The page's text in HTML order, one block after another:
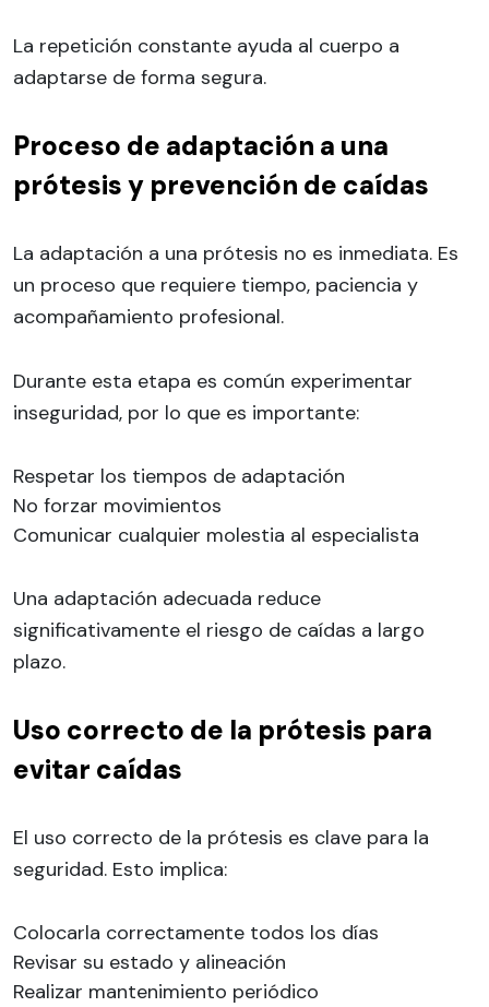
La repetición constante ayuda al cuerpo a
adaptarse de forma segura.
Proceso de adaptación a una
prótesis y prevención de caídas
La adaptación a una prótesis no es inmediata. Es
un proceso que requiere tiempo, paciencia y
acompañamiento profesional.
Durante esta etapa es común experimentar
inseguridad, por lo que es importante:
Respetar los tiempos de adaptación
No forzar movimientos
Comunicar cualquier molestia al especialista
Una adaptación adecuada reduce
significativamente el riesgo de caídas a largo
plazo.
Uso correcto de la prótesis para
evitar caídas
El uso correcto de la prótesis es clave para la
seguridad. Esto implica:
Colocarla correctamente todos los días
Revisar su estado y alineación
Realizar mantenimiento periódico